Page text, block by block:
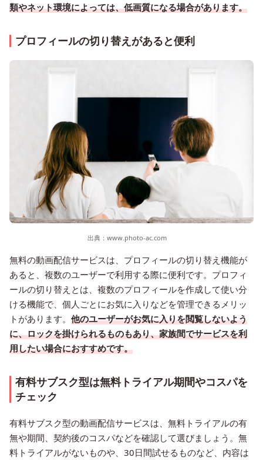
類やネット環境によっては、低画質になる場合があります。
プロフィールの切り替えがあると便利
出典： www.photo-ac.com
無料の動画配信サービスは、プロフィールの切り替え機能が
あると、複数のユーザーで利用する際に便利です。プロフィ
ールの切り替えとは、複数のプロフィールを作成して使い分
ける機能で、個人ごとにお気に入りなどを管理できるメリッ
トがあります。 他のユーザーがお気に入りを閲覧しないよう
に、ロックを掛けられるものもあり、家族間でサービスを利
用したい場合におすすめです。
有料サブスク型は無料トライアル期間やコスパを
チェック
有料サブスク型の動画配信サービスは、無料トライアルの有
無や期間、契約後のコスパなどを確認して選びましょう。無
料トライアルがないものや、30日間試せるものなど、内容は